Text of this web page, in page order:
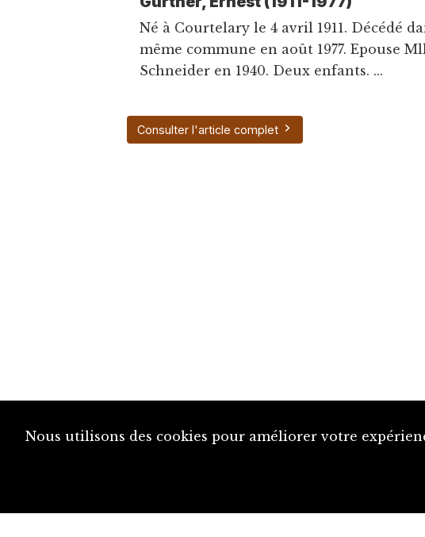
Né à Courtelary le 4 avril 1911. Décédé
même commune en août 1977. Epouse
Schneider en 1940. Deux enfants. ...
Consulter l'article complet
Nous utilisons des cookies pour améliorer votre